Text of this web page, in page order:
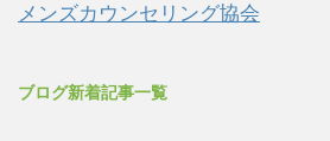
メンズカウンセリング協会
ブログ新着記事一覧